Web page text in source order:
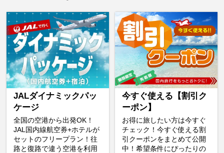
JALダイナミックパッ
ケージ
全国の空港から出発OK！
JAL国内線航空券+ホテルが
セットのフリープラン！往
路と復路で違う空港を利用
今すぐ使える【割引ク
ーポン】
お得に旅したい方は今すぐ
チェック！今すぐ使える割
引クーポンをまとめて公開
中！希望条件にぴったりの